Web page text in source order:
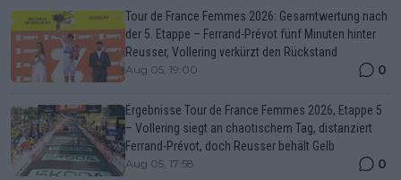
Tour de France Femmes 2026: Gesamtwertung nach
der 5. Etappe – Ferrand-Prévot fünf Minuten hinter
Reusser, Vollering verkürzt den Rückstand
Aug 05, 19:00 0
Ergebnisse Tour de France Femmes 2026, Etappe 5
– Vollering siegt an chaotischem Tag, distanziert
Ferrand-Prévot, doch Reusser behält Gelb
Aug 05, 17:58 0